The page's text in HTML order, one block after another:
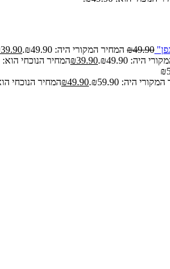
₪49.90 המחיר המקורי היה: ₪49.90. 39.90
היה: ₪49.90. ₪39.90
המחיר הנוכחי הוא: ₪39.90.
₪
היה: ₪59.90. ₪49.90
המחיר הנוכחי הוא: